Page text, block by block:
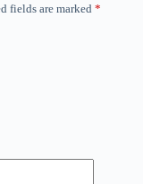
fields are marked *